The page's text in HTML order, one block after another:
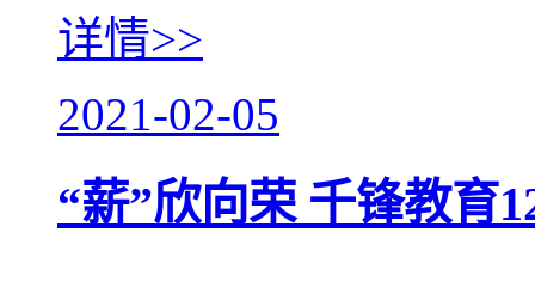
详情>>
2021-02-05
“薪”欣向荣 千锋教育